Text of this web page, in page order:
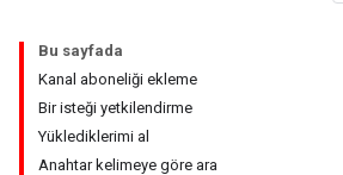
Bu sayfada
Kanal aboneliği ekleme
Bir isteği yetkilendirme
Yüklediklerimi al
Anahtar kelimeye göre ara